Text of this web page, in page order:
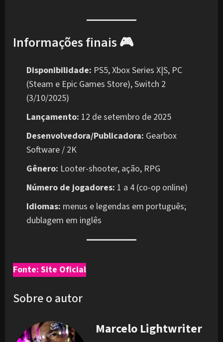
Informações finais 🎮
Disponibilidade: PS5, Xbox Series X|S, PC
(Steam e Epic Games Store), Switch 2
(3/10/2025)
Lançamento: 12 de setembro de 2025
Desenvolvedora/Publicadora: Gearbox
Software / 2K
Gênero: Looter-shooter, ação, RPG
Número de jogadores: 1 a 4 (co-op online)
Idiomas: menus e legendas em português;
dublagem em inglês
Fonte: Site Oficial
Sobre o autor
Marcelo Lightwriter